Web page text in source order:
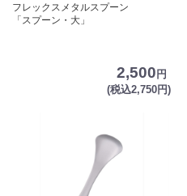
フレックスメタルスプーン
「スプーン・大」
2,500 円
(税込2,750円)